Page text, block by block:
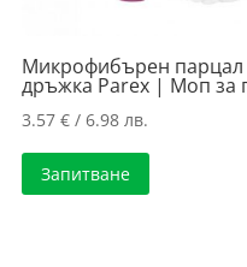
Микрофибърен парцал
дръжка Parex | Моп за
3.57 €/ 6.98 лв.
Запитване